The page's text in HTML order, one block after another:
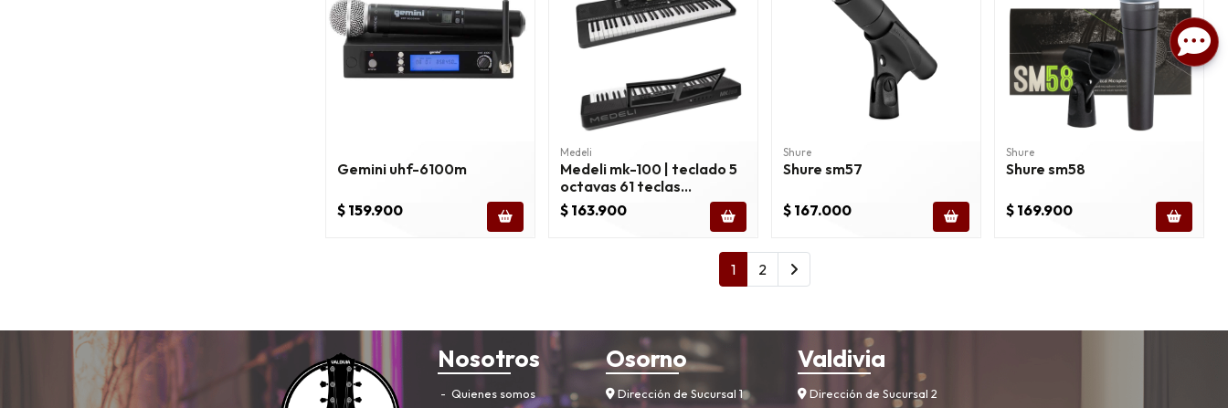
Gemini uhf-6100m
$ 159.900
Medeli
Medeli mk-100 | teclado 5
octavas 61 teclas
sensitivas serie millenium
$ 163.900
Shure
Shure sm57
$ 167.000
Shure
Shure sm58
$ 169.900
1 2
Nosotros
Quienes somos
Osorno
Dirección de Sucursal 1
Valdivia
Dirección de Sucursal 2